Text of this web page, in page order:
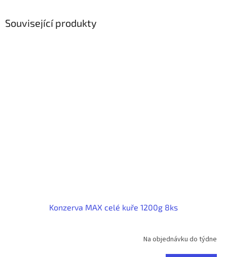
Související produkty
Konzerva MAX celé kuře 1200g 8ks
Na objednávku do týdne